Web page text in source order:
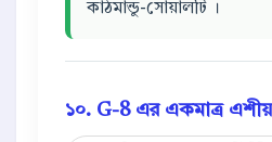
কাঠমান্ডু-সোয়ালটি ।
১০. G-8 এর একমাত্র